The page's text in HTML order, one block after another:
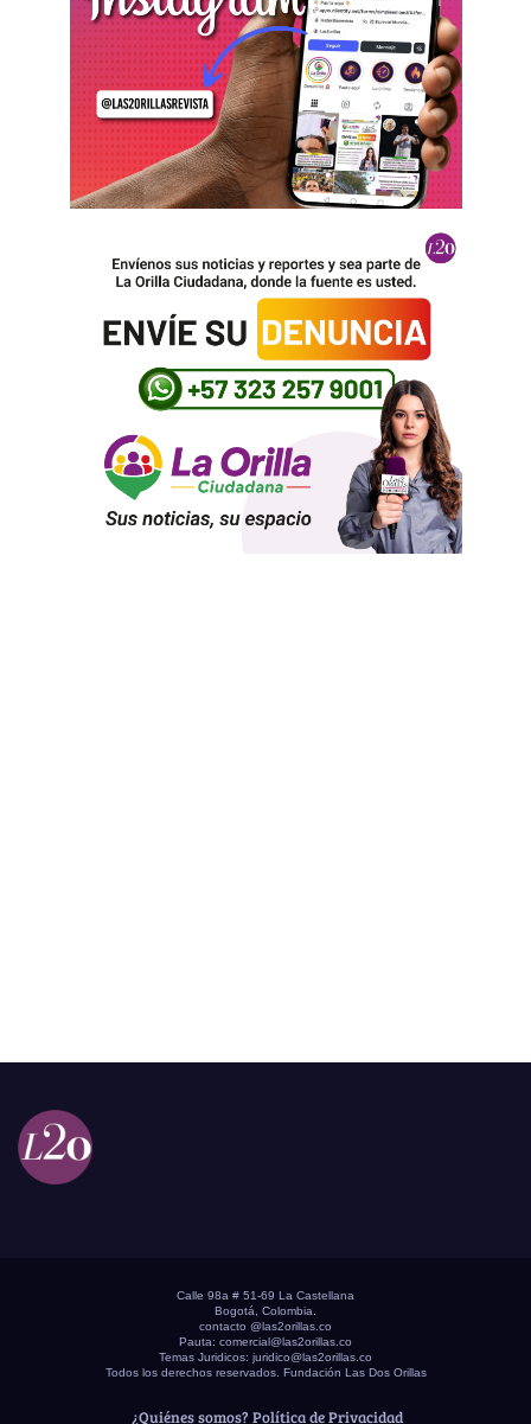
Calle 98a # 51-69 La Castellana
Bogotá, Colombia.
contacto @las2orillas.co
Pauta: comercial@las2orillas.co
Temas Juridicos: juridico@las2orillas.co
Todos los derechos reservados. Fundación Las Dos Orillas
¿Quiénes somos? Política de Privacidad